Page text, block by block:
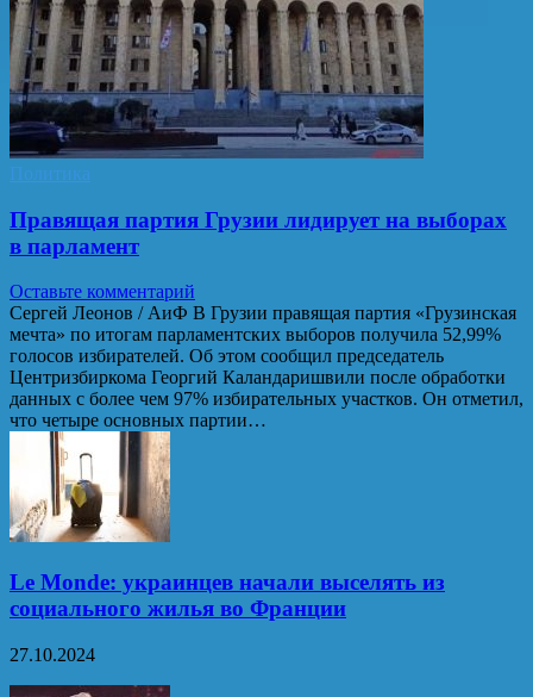
Политика
Правящая партия Грузии лидирует на выборах
в парламент
Оставьте комментарий
Сергей Леонов / АиФ В Грузии правящая партия «Грузинская
мечта» по итогам парламентских выборов получила 52,99%
голосов избирателей. Об этом сообщил председатель
Центризбиркома Георгий Каландаришвили после обработки
данных с более чем 97% избирательных участков. Он отметил,
что четыре основных партии…
Le Monde: украинцев начали выселять из
социального жилья во Франции
27.10.2024